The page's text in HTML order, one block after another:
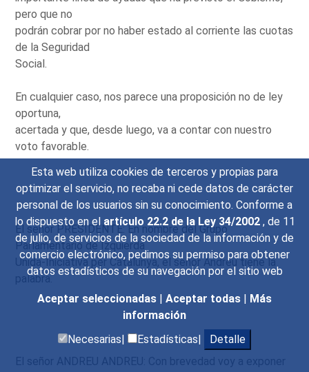
Esta web utiliza cookies de terceros y propias para
optimizar el servicio, no recaba ni cede datos de carácter
personal de los usuarios sin su conocimiento. Conforme a
lo dispuesto en elartículo 22.2 de la Ley 34/2002 , de 11
de julio, de servicios de la sociedad de la información y de
comercio electrónico, pedimos su permiso para obtener
datos estadísticos de su navegación por el sitio web
Aceptar seleccionadas | Aceptar todas | Más
información
Necesarias|
Estadísticas| Detalle
pero que no
podrán cobrar por no haber estado al corriente las cuotas
de la Seguridad
Social.
En cualquier caso, nos parece una proposición no de ley
oportuna,
acertada y que, desde luego, va a contar con nuestro
voto favorable.
El señor PRESIDENTE: En nombre del Grupo
Parlamentario de Izquierda
Unida-Iniciativa per Catalunya, el señor Andréu tiene la
palabra.
El señor ANDREU ANDREU: Con brevedad voy a exponer